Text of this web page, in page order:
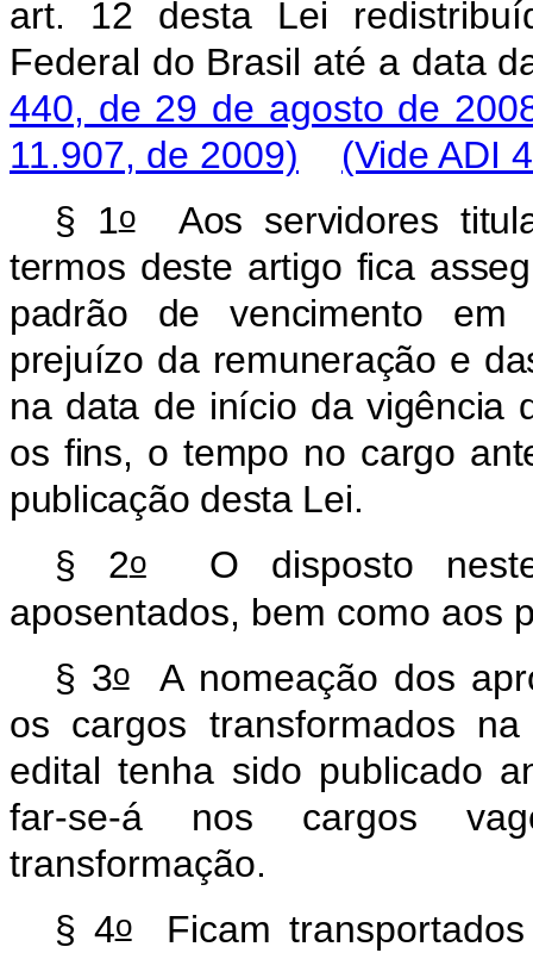
art. 12 desta Lei
Federal do Brasil até a data
440, de 29 de agosto de
11.907, de 2009)
(Vide ADI
§
1o Aos servidores
termos deste artigo fica
padrão
de vencimento
em
prejuízo da remuneração e
na data de início da vigência
os fins, o tempo no cargo
publicação desta Lei.
§
2o O disposto
aposentados, bem como aos
§ 3o A nomeação dos
os cargos transformados na
edital tenha sido publicado
far-se-á
nos cargos
transformação.
§ 4o Ficam transportados